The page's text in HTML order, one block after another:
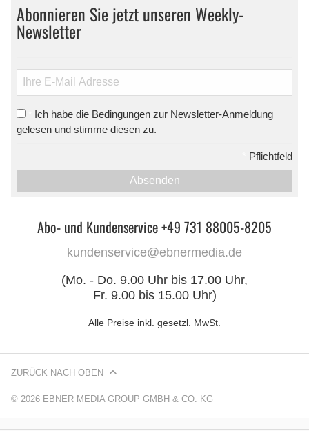
Abonnieren Sie jetzt unseren Weekly-
Newsletter
Ich habe die Bedingungen zur Newsletter-Anmeldung
gelesen und stimme diesen zu.
Pflichtfeld
Absenden
Abo- und Kundenservice +49 731 88005-8205
kundenservice@ebnermedia.de
(Mo. - Do. 9.00 Uhr bis 17.00 Uhr,
Fr. 9.00 bis 15.00 Uhr)
Alle Preise inkl. gesetzl. MwSt.
© 2026 EBNER MEDIA GROUP GMBH & CO. KG
ZURÜCK NACH OBEN